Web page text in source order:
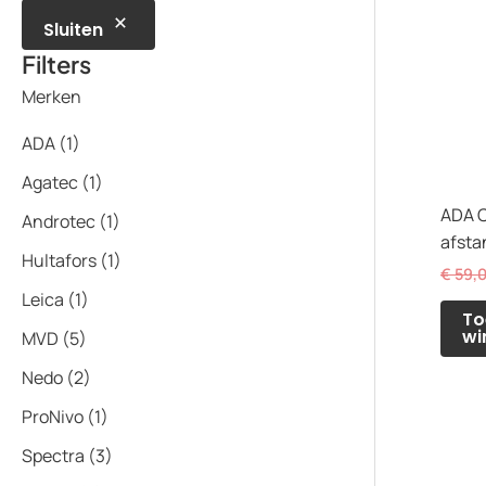
Sluiten
Filters
Merken
ADA (1)
Agatec (1)
Androtec (1)
Hultafors (1)
Leica (1)
MVD (5)
Nedo (2)
ProNivo (1)
Spectra (3)
ADA
€